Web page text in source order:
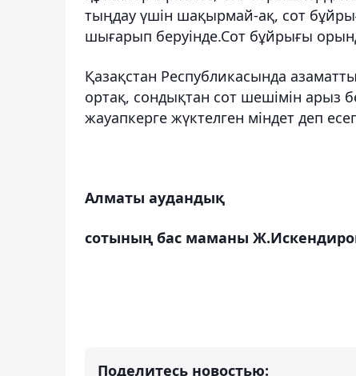
тыңдау үшін шақырмай-ақ, сот
шығарып беруінде.Сот бұйрығы
Қазақстан Республикасында
ортақ, сондықтан сот шешімін
жауапкерге жүктелген міндет деп
Алматы аудандық
сотының бас маманы
Поделитесь новостью: